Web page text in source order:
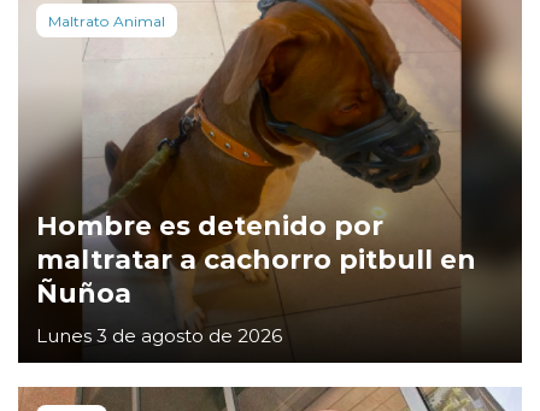
Maltrato Animal
Hombre es detenido por
maltratar a cachorro pitbull en
Ñuñoa
Lunes 3 de agosto de 2026